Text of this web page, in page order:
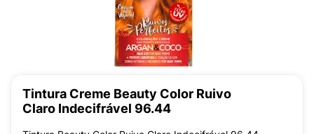
Tintura Creme Beauty Color Ruivo
Claro Indecifrável 96.44